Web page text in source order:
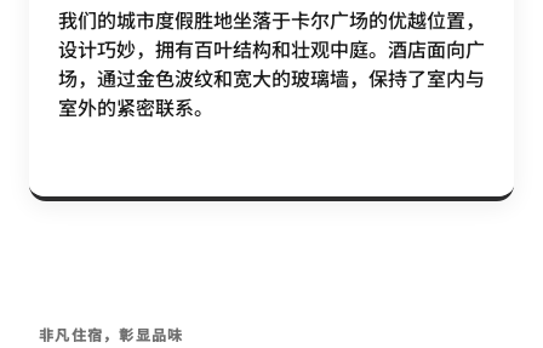
我们的城市度假胜地坐落于卡尔广场的优越位置，
设计巧妙，拥有百叶结构和壮观中庭。酒店面向广
场，通过金色波纹和宽大的玻璃墙，保持了室内与
室外的紧密联系。
非凡住宿，彰显品味